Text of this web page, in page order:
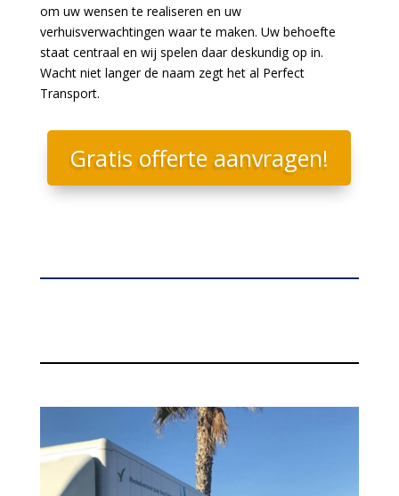
om uw wensen te realiseren en uw
verhuisverwachtingen waar te maken. Uw behoefte
staat centraal en wij spelen daar deskundig op in.
Wacht niet langer de naam zegt het al Perfect
Transport.
Gratis offerte aanvragen!